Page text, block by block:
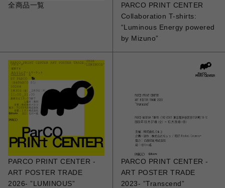
全商品一覧
PARCO PRINT CENTER
Collaboration T-shirts:
“Luminous Energy powered
by Mizuno”
PARCO PRINT CENTER -
ART POSTER TRADE
2026- ”LUMINOUS”
PARCO PRINT CENTER -
ART POSTER TRADE
2023- ”Transcend”